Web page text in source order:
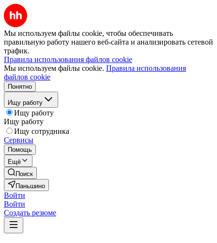
Мы используем файлы cookie, чтобы обеспечивать
правильную работу нашего веб-сайта и анализировать сетевой
трафик.
Правила использования файлов cookie
Мы используем файлы cookie. Правила использования
файлов cookie
Понятно
Ищу работу
Ищу работу
Ищу работу
Ищу сотрудника
Сервисы
Помощь
Ещё
Поиск
Паньшино
Войти
Войти
Создать резюме